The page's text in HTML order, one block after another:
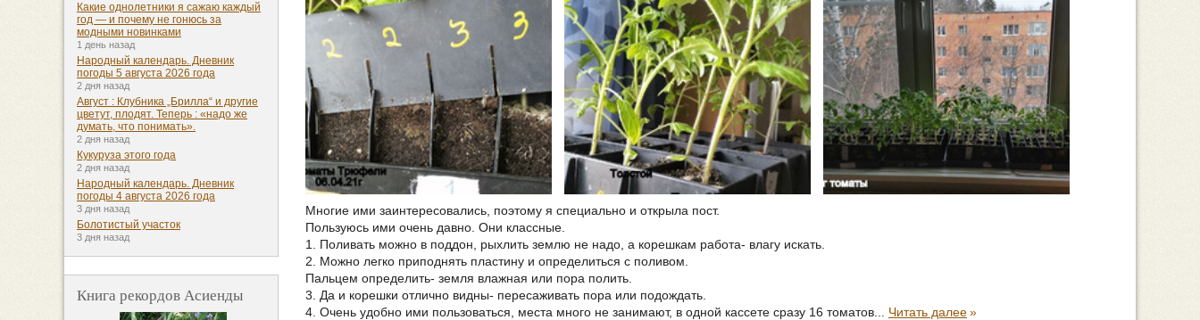
Многие ими заинтересовались, поэтому я специально и открыла пост.
Пользуюсь ими очень давно. Они классные.
1. Поливать можно в поддон, рыхлить землю не надо, а корешкам работа- влагу искать.
2. Можно легко приподнять пластину и определиться с поливом.
Пальцем определить- земля влажная или пора полить.
3. Да и корешки отлично видны- пересаживать пора или подождать.
4. Очень удобно ими пользоваться, места много не занимают, в одной кассете сразу 16 томатов... Читать далее»
Какие однолетники я сажаю каждый
год — и почему не гонюсь за
модными новинками
1 день назад
Народный календарь. Дневник
погоды 5 августа 2026 года
2 дня назад
Август : Клубника „Брилла“ и другие
цветут, плодят. Теперь : «надо же
думать, что понимать».
2 дня назад
Кукуруза этого года
2 дня назад
Народный календарь. Дневник
погоды 4 августа 2026 года
3 дня назад
Болотистый участок
3 дня назад
Книга рекордов Асиенды